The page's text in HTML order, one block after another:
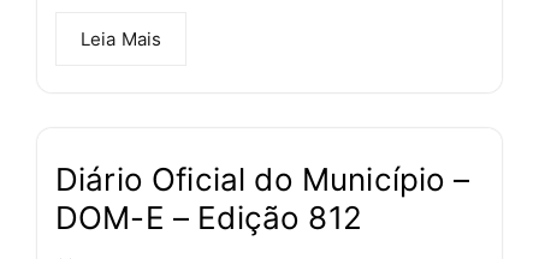
Leia Mais
Diário Oficial do Município –
DOM-E – Edição 812